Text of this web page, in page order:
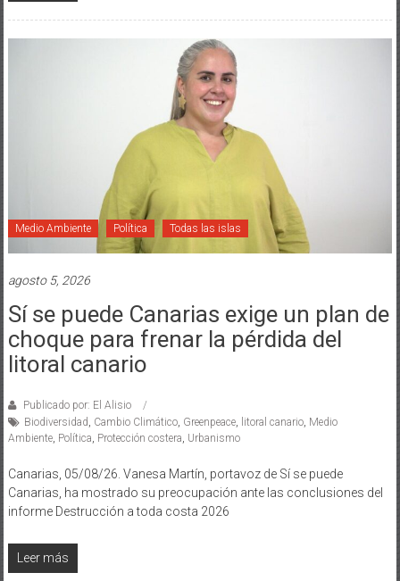
Medio Ambiente Política Todas las islas
agosto 5, 2026
Sí se puede Canarias exige un plan de
choque para frenar la pérdida del
litoral canario
Publicado por: El Alisio
Biodiversidad, Cambio Climático, Greenpeace, litoral canario, Medio
Ambiente, Política, Protección costera, Urbanismo
Canarias, 05/08/26. Vanesa Martín, portavoz de Sí se puede
Canarias, ha mostrado su preocupación ante las conclusiones del
informe Destrucción a toda costa 2026
Leer más